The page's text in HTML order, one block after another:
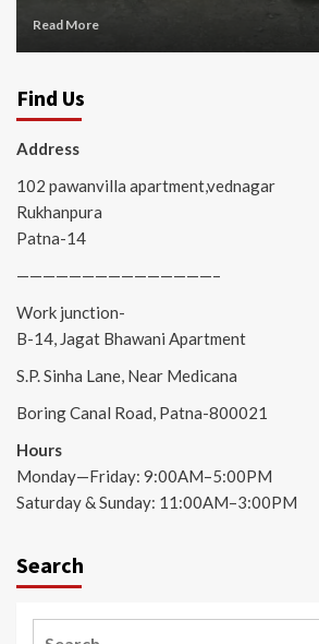
Read More
Find Us
Address
102 pawanvilla apartment,vednagar
Rukhanpura
Patna-14
———————————————–
Work junction-
B-14, Jagat Bhawani Apartment
S.P. Sinha Lane, Near Medicana
Boring Canal Road, Patna-800021
Hours
Monday—Friday: 9:00AM–5:00PM
Saturday & Sunday: 11:00AM–3:00PM
Search